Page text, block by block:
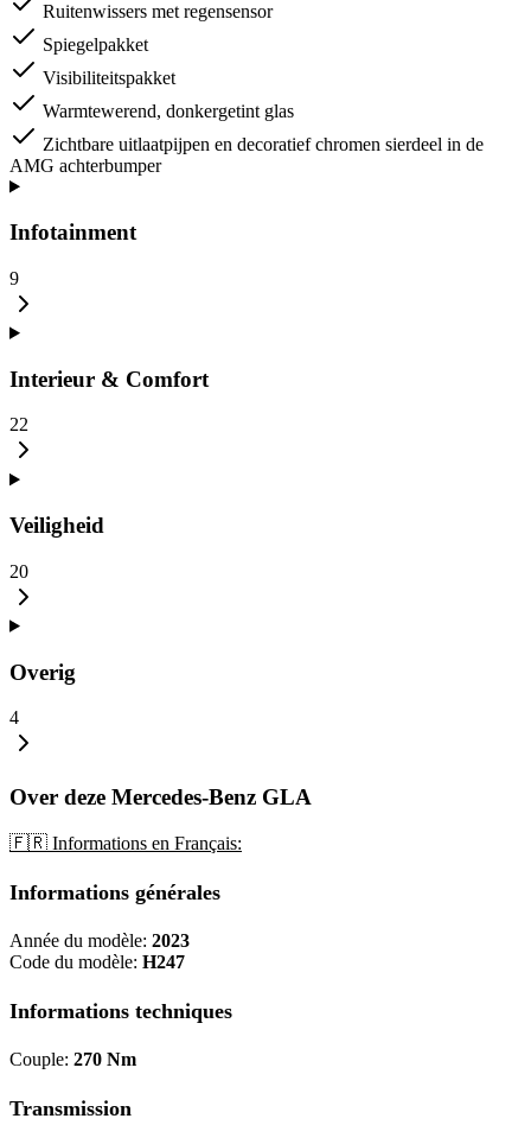
Ruitenwissers met regensensor
Spiegelpakket
Visibiliteitspakket
Warmtewerend, donkergetint glas
Zichtbare uitlaatpijpen en decoratief chromen sierdeel in de
AMG achterbumper
Infotainment
9
Interieur & Comfort
22
Veiligheid
20
Overig
4
Over deze Mercedes-Benz GLA
🇫🇷 Informations en Français:
Informations générales
Année du modèle: 2023
Code du modèle: H247
Informations techniques
Couple: 270 Nm
Transmission